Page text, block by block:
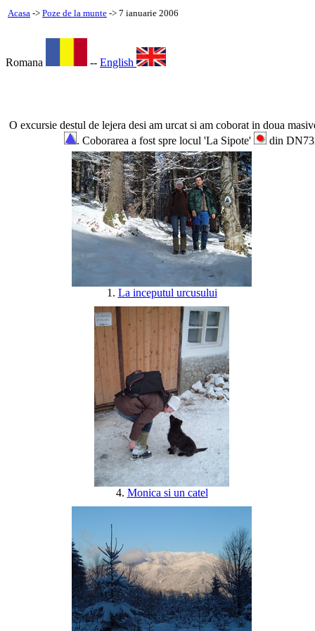
Acasa -> Poze de la munte -> 7 ianuarie 2006
Romana -- English
O excursie destul de lejera desi am urcat si am coborat in doua
. Coborarea a fost spre locul 'La Sipote'
din
1. La inceputul urcusului
4. Monica si un catel